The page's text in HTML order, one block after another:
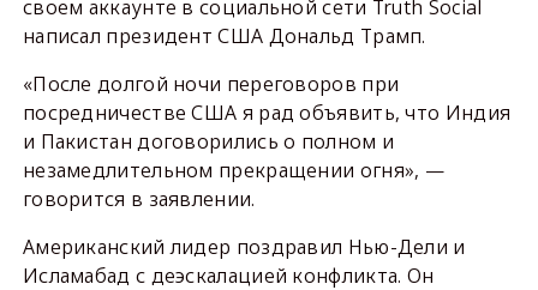
своем аккаунте в социальной сети Truth Social
написал президент США Дональд Трамп.
«После долгой ночи переговоров при
посредничестве США я рад объявить, что Индия
и Пакистан договорились о полном и
незамедлительном прекращении огня», —
говорится в заявлении.
Американский лидер поздравил Нью-Дели и
Исламабад с деэскалацией конфликта. Он